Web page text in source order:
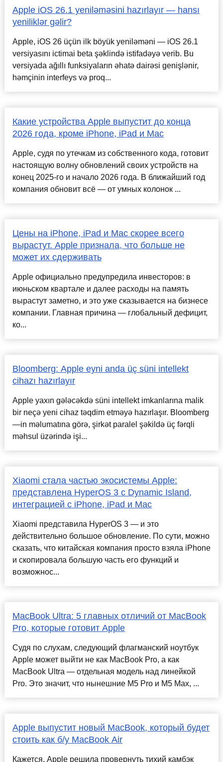
Apple iOS 26.1 yeniləməsini hazırlayır — hansı
yeniliklər gəlir?
Apple, iOS 26 üçün ilk böyük yeniləməni — iOS 26.1
versiyasını ictimai beta şəklində istifadəyə verib. Bu
versiyada ağıllı funksiyaların əhatə dairəsi genişlənir,
həmçinin interfeys və proq...
Какие устройства Apple выпустит до конца
2026 года, кроме iPhone, iPad и Mac
Apple, судя по утечкам из собственного кода, готовит
настоящую волну обновлений своих устройств на
конец 2025-го и начало 2026 года. В ближайший год
компания обновит всё — от умных колонок ...
Цены на iPhone, iPad и Mac скорее всего
вырастут. Apple признала, что больше не
может их сдерживать
Apple официально предупредила инвесторов: в
июньском квартале и далее расходы на память
вырастут заметно, и это уже сказывается на бизнесе
компании. Главная причина — глобальный дефицит,
ко...
Bloomberg: Apple eyni anda üç süni intellekt
cihazı hazırlayır
Apple yaxın gələcəkdə süni intellekt imkanlarına malik
bir neçə yeni cihaz təqdim etməyə hazırlaşır. Bloomberg
—in məlumatına görə, şirkət paralel şəkildə üç fərqli
məhsul üzərində işi...
Xiaomi стала частью экосистемы Apple:
представлена HyperOS 3 с Dynamic Island,
интеграцией с iPhone, iPad и Mac
Xiaomi представила HyperOS 3 — и это
действительно большое обновление. По сути, можно
сказать, что китайская компания просто взяла iPhone
и скопировала большую часть его функций и
возможнос...
MacBook Ultra: 5 главных отличий от MacBook
Pro, которые готовит Apple
Судя по слухам, следующий флагманский ноутбук
Apple может выйти не как MacBook Pro, а как
MacBook Ultra — отдельная модель над линейкой
Pro. Это значит, что нынешние M5 Pro и M5 Max, ...
Apple выпустит новый MacBook, который будет
стоить как б/у MacBook Air
Кажется, Apple решила провернуть тихий камбэк